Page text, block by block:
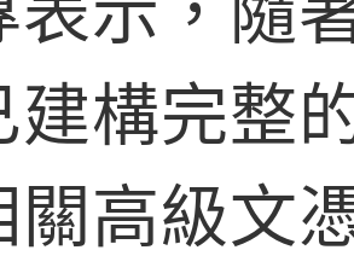
建構完整
關高級文